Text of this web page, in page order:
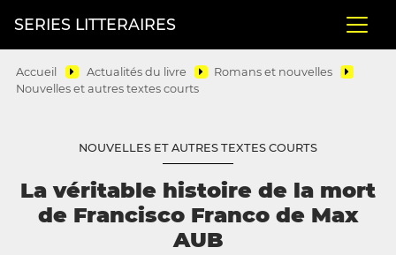
SERIES LITTERAIRES
Accueil Actualités du livre
Romans et nouvelles
Nouvelles et autres textes courts
NOUVELLES ET AUTRES TEXTES COURTS
La véritable histoire de la mort
de Francisco Franco de Max
AUB